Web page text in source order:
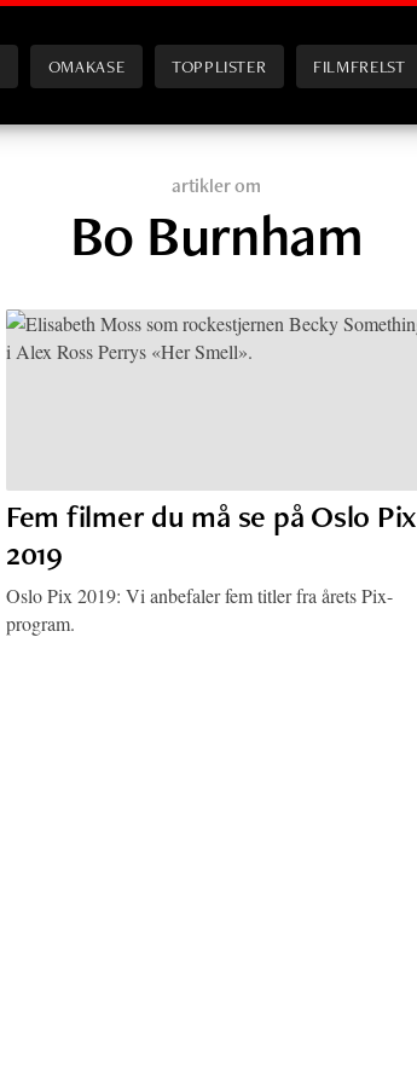
OMAKASE TOPPLISTER FILMFRELST
artikler om
Bo Burnham
Fem filmer du må se på Oslo Pix
2019
Oslo Pix 2019: Vi anbefaler fem titler fra årets Pix-
program.